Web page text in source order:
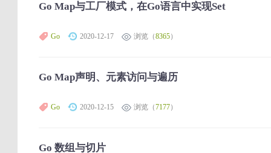
Go Map与工厂模式，在Go语言中实现Set
Go 2020-12-17 浏览（8365）
Go Map声明、元素访问与遍历
Go 2020-12-15 浏览（7177）
Go 数组与切片